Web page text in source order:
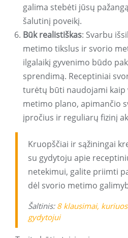
galima stebėti jūsų
šalutinį poveikį.
Būk realistiškas: Svarbu
metimo tikslus ir svorio
ilgalaikį gyvenimo būdo
sprendimą. Receptiniai
turėtų būti naudojami kaip
metimo plano, apimančio
įpročius ir reguliarų fizinį
Kruopščiai ir sąžiningai
su gydytoju apie
netekimui, galite priimti
dėl svorio metimo
Šaltinis: 8 klausimai,
gydytojui